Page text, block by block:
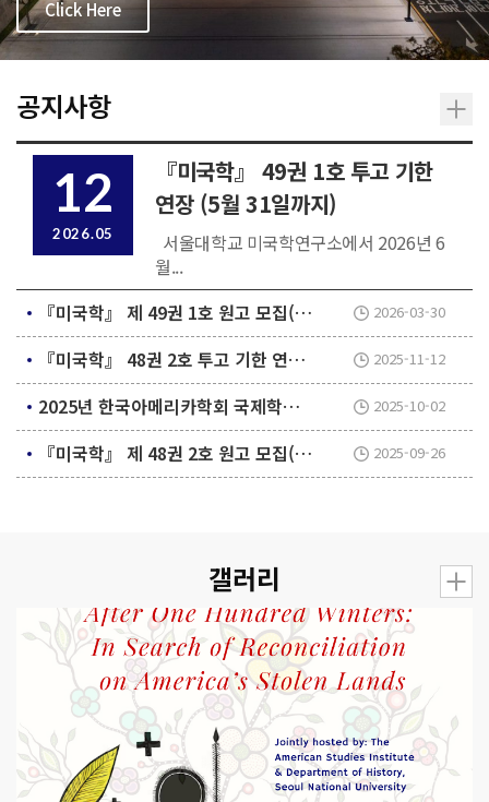
Click Here
공지사항
12
2026.05
『미국학』 49권 1호 투고 기한
연장 (5월 31일까지)
서울대학교 미국학연구소에서 2026년 6
월...
『미국학』 제 49권 1호 원고 모집(Call for Submissions)
2026-03-30
『미국학』 48권 2호 투고 기한 연장 (11월 30일까지) 2025-11-12
2025년 한국아메리카학회 국제학술대회 공지 (미국학연구소 공동주최) 2025-10-02
『미국학』 제 48권 2호 원고 모집(Call for Submissions) 2025-09-26
갤러리